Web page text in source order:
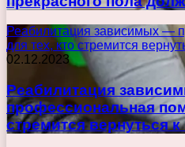
Реабилитация зависимых —
для тех, кто стремится
02.12.2023
Реабилитация
профессиональная
стремится вернуться